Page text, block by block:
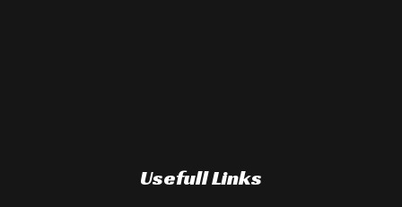
Usefull Links